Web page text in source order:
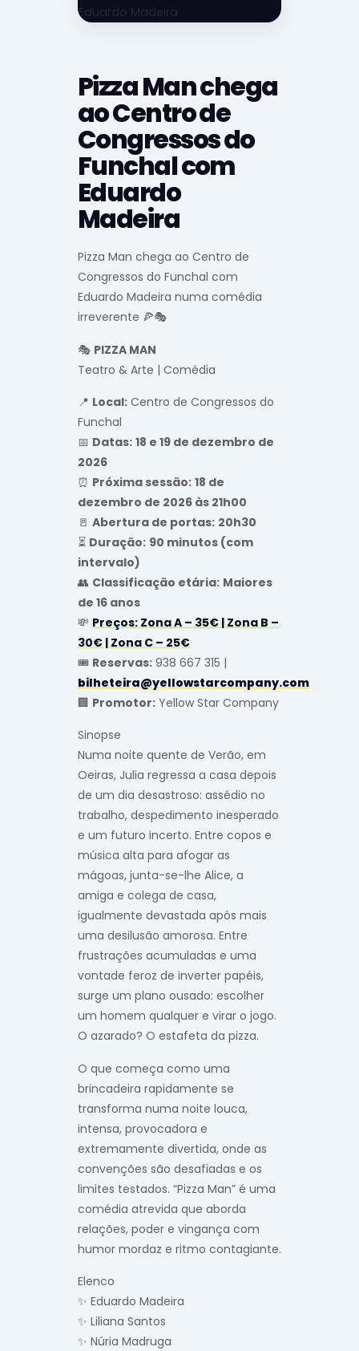
Pizza Man chega
ao Centro de
Congressos do
Funchal com
Eduardo
Madeira
Pizza Man chega ao Centro de
Congressos do Funchal com
Eduardo Madeira numa comédia
irreverente 🍕🎭
🎭 PIZZA MAN
Teatro & Arte | Comédia
📍 Local: Centro de Congressos do
Funchal
📅 Datas: 18 e 19 de dezembro de
2026
⏰ Próxima sessão: 18 de
dezembro de 2026 às 21h00
🚪 Abertura de portas: 20h30
⏳ Duração: 90 minutos (com
intervalo)
👥 Classificação etária: Maiores
de 16 anos
💸 Preços: Zona A – 35€ | Zona B –
30€ | Zona C – 25€
🎟️ Reservas: 938 667 315 |
bilheteira@yellowstarcompany.com
🏢 Promotor: Yellow Star Company
Sinopse
Numa noite quente de Verão, em
Oeiras, Julia regressa a casa depois
de um dia desastroso: assédio no
trabalho, despedimento inesperado
e um futuro incerto. Entre copos e
música alta para afogar as
mágoas, junta-se-lhe Alice, a
amiga e colega de casa,
igualmente devastada após mais
uma desilusão amorosa. Entre
frustrações acumuladas e uma
vontade feroz de inverter papéis,
surge um plano ousado: escolher
um homem qualquer e virar o jogo.
O azarado? O estafeta da pizza.
O que começa como uma
brincadeira rapidamente se
transforma numa noite louca,
intensa, provocadora e
extremamente divertida, onde as
convenções são desafiadas e os
limites testados. “Pizza Man” é uma
comédia atrevida que aborda
relações, poder e vingança com
humor mordaz e ritmo contagiante.
Elenco
✨ Eduardo Madeira
✨ Liliana Santos
✨ Núria Madruga